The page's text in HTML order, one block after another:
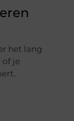
het lang
of je